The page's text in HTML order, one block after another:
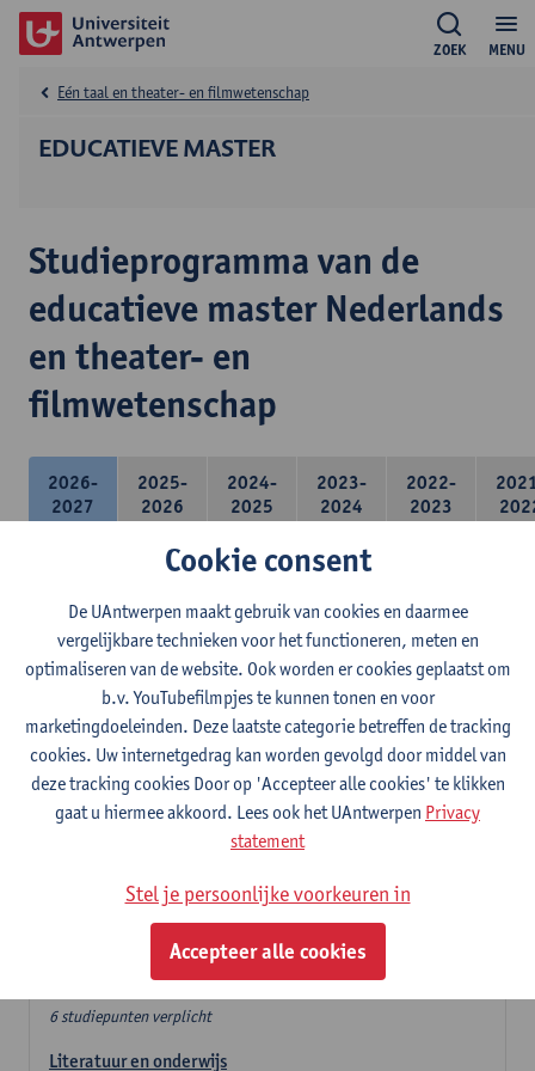
MENU
ZOEK
EDUCATIEVE MASTER
Eén taal en theater- en filmwetenschap
Studieprogramma van de
educatieve master Nederlands
en theater- en
filmwetenschap
2026-
2027
2025-
2026
2024-
2025
2023-
2024
2022-
2023
- Optie A : je kiest twee vakdidactieken
- Optie B: je kiest één vakdidactiek en een profilering
In de domeincomponent neem je 60 studiepunten op:
- 1 verplicht algemeen opleidingsonderdeel van 6 studiepunten,
- 24 of 30 studiepunten Nederlands en telkens minimum 6
studiepunten per deeldomein,
- 24 of 30 studiepunten theater- en filmwetenschap.
Verplicht algemeen opleidingsonderdeel
Deze 6 verplichte studiepunten tellen mee in de
domeincomponent van een van de gekozen talen.
Verplicht algemeen opleidingsonderdeel
6 studiepunten verplicht
Literatuur en onderwijs
Cookie consent
De UAntwerpen maakt gebruik van cookies en daarmee
vergelijkbare technieken voor het functioneren, meten en
optimaliseren van de website. Ook worden er cookies geplaatst om
b.v. YouTubefilmpjes te kunnen tonen en voor
marketingdoeleinden. Deze laatste categorie betreffen de tracking
cookies. Uw internetgedrag kan worden gevolgd door middel van
deze tracking cookies Door op 'Accepteer alle cookies' te klikken
gaat u hiermee akkoord. Lees ook het UAntwerpen Privacy
statement
Stel je persoonlijke voorkeuren in
Accepteer alle cookies